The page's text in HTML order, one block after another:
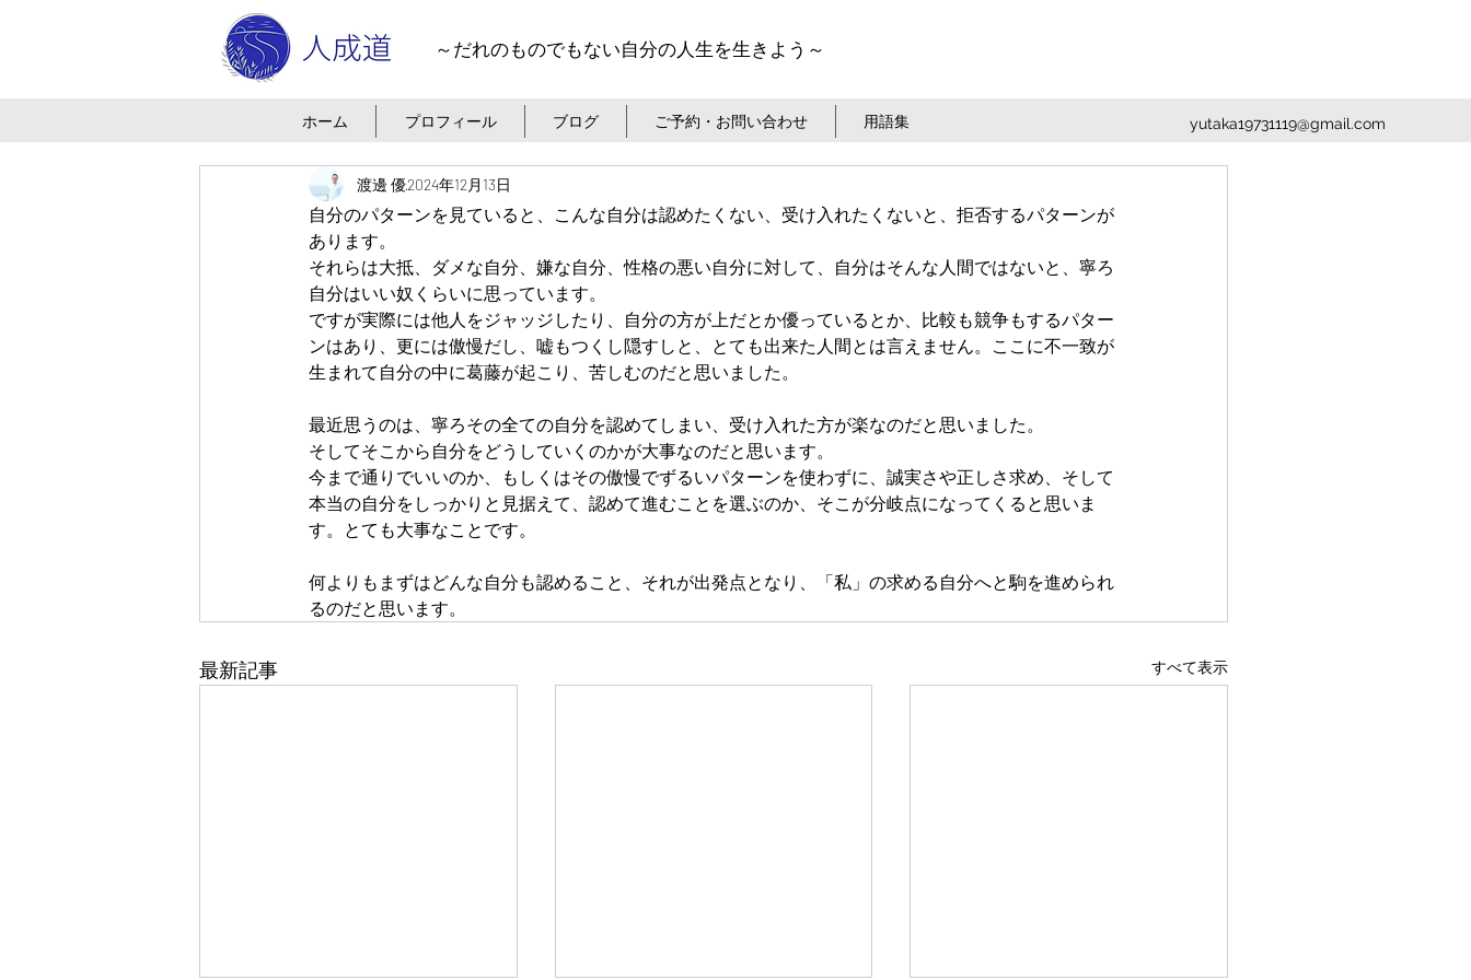
～だれのものでもない自分の人生を生きよう～
ホーム プロフィール ブログ ご予約・お問い合わせ 用語集 yutaka19731119@gmail.com
渡邊 優2024年12月13日
自分のパターンを見ていると、こんな自分は認めたくない、受け入れたくないと、拒否するパターンが
あります。
それらは大抵、ダメな自分、嫌な自分、性格の悪い自分に対して、自分はそんな人間ではないと、寧ろ
自分はいい奴くらいに思っています。
ですが実際には他人をジャッジしたり、自分の方が上だとか優っているとか、比較も競争もするパター
ンはあり、更には傲慢だし、嘘もつくし隠すしと、とても出来た人間とは言えません。ここに不一致が
生まれて自分の中に葛藤が起こり、苦しむのだと思いました。
最近思うのは、寧ろその全ての自分を認めてしまい、受け入れた方が楽なのだと思いました。
そしてそこから自分をどうしていくのかが大事なのだと思います。
今まで通りでいいのか、もしくはその傲慢でずるいパターンを使わずに、誠実さや正しさ求め、そして
本当の自分をしっかりと見据えて、認めて進むことを選ぶのか、そこが分岐点になってくると思いま
す。とても大事なことです。
何よりもまずはどんな自分も認めること、それが出発点となり、「私」の求める自分へと駒を進められ
るのだと思います。
最新記事 すべて表示